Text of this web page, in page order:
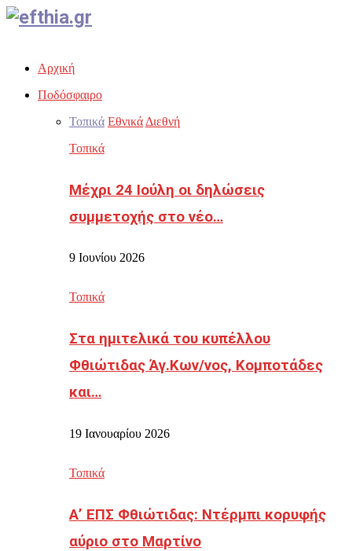
Facebook
Twitter
Instagram
Youtube
Email
Αρχική
Ποδόσφαιρο
Τοπικά Εθνικά Διεθνή
Τοπικά
Μέχρι 24 Ιούλη οι δηλώσεις
συμμετοχής στο νέο…
9 Ιουνίου 2026
Τοπικά
Στα ημιτελικά του κυπέλλου
Φθιώτιδας Άγ.Κων/νος, Κομποτάδες
και…
19 Ιανουαρίου 2026
Τοπικά
Α’ ΕΠΣ Φθιώτιδας: Ντέρμπι κορυφής
αύριο στο Μαρτίνο